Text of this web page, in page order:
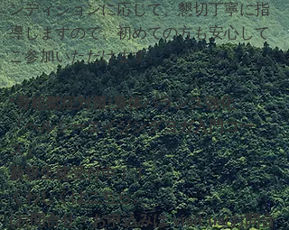
ンディションに応じて、懇切丁寧に指
導しますので、初めての方も安心して
ご参加いただけます。
*骨粗鬆症対策/身体バランス強化
「ヘルシーエイジングヨガ入門コー
ス」
新規生徒受付中！！
​くわしくはこちら。
(お問合せ・お申込みは visit us/お問合